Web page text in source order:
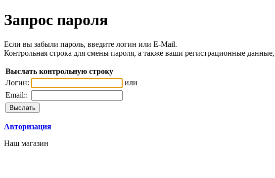
Запрос пароля
Если вы забыли пароль, введите логин или E-Mail.
Контрольная строка для смены пароля, а также ваши регистрационные
Выслать контрольную строку
Логин:
или
Email::
Авторизация
Наш магазин